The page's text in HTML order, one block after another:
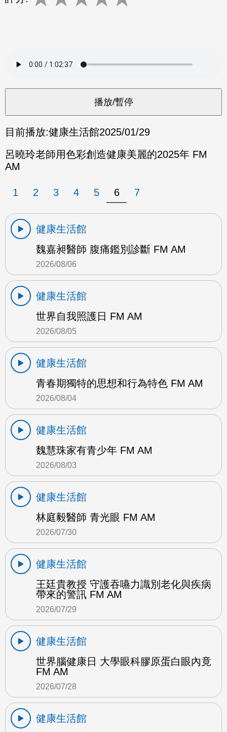
目前播放:健康生活館2025/01/29
呂曉玲老師用色彩創造健康美麗的2025年 FM
AM
1 2 3 4 5 6 7
健康生活館
魏嘉昶醫師 腹痛鑑別診斷 FM AM
2026/08/06
健康生活館
世界自我照護日 FM AM
2026/08/05
健康生活館
青春期獨特的思想和行為特色 FM AM
2026/08/04
健康生活館
魏慧珠家有青少年 FM AM
2026/08/03
健康生活館
林庭毅醫師 青光眼 FM AM
2026/07/30
健康生活館
王廷貴教授 守護吞嚥力識別老化與疾病
帶來的警訊 FM AM
2026/07/29
健康生活館
世界腦健康日 大學眼科膠原蛋白眼內竟
FM AM
2026/07/28
健康生活館